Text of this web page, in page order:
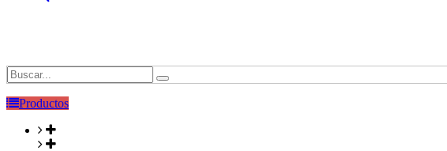
Productos